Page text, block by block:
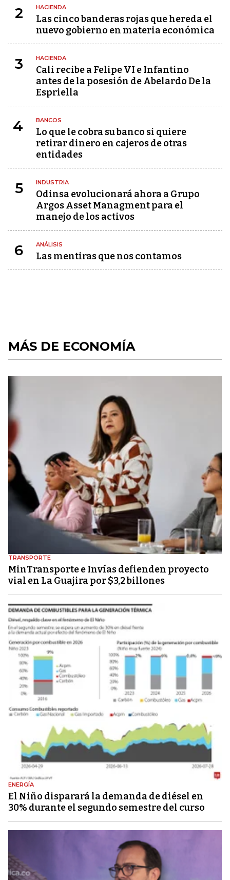
2 HACIENDA
Las cinco banderas rojas que hereda el
nuevo gobierno en materia económica
3 HACIENDA
Cali recibe a Felipe VI e Infantino
antes de la posesión de Abelardo De la
Espriella
4 BANCOS
Lo que le cobra su banco si quiere
retirar dinero en cajeros de otras
entidades
5 INDUSTRIA
Odinsa evolucionará ahora a Grupo
Argos Asset Managment para el
manejo de los activos
6 ANÁLISIS
Las mentiras que nos contamos
MÁS DE ECONOMÍA
TRANSPORTE
MinTransporte e Invías defienden proyecto
vial en La Guajira por $3,2 billones
ENERGÍA
El Niño disparará la demanda de diésel en
30% durante el segundo semestre del curso